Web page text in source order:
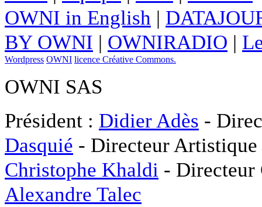
OWNI in English |
BY OWNI | OWNIRADIO |
Wordpress OWNI licence Créative Commons.
OWNI SAS
Président : Didier Adès -
Dasquié - Directeur
Christophe Khaldi -
Alexandre Talec